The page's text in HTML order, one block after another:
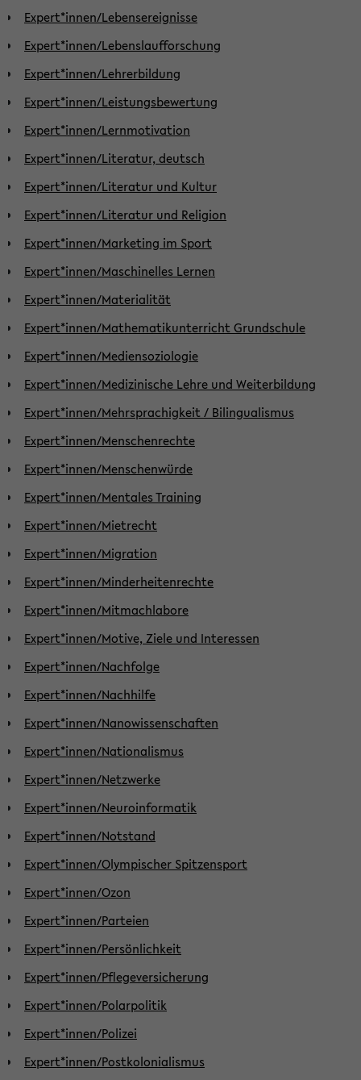
Expert*innen/Lebensereignisse
Expert*innen/Lebenslaufforschung
Expert*innen/Lehrerbildung
Expert*innen/Leistungsbewertung
Expert*innen/Lernmotivation
Expert*innen/Literatur, deutsch
Expert*innen/Literatur und Kultur
Expert*innen/Literatur und Religion
Expert*innen/Marketing im Sport
Expert*innen/Maschinelles Lernen
Expert*innen/Materialität
Expert*innen/Mathematikunterricht Grundschule
Expert*innen/Mediensoziologie
Expert*innen/Medizinische Lehre und Weiterbildung
Expert*innen/Mehrsprachigkeit / Bilingualismus
Expert*innen/Menschenrechte
Expert*innen/Menschenwürde
Expert*innen/Mentales Training
Expert*innen/Mietrecht
Expert*innen/Migration
Expert*innen/Minderheitenrechte
Expert*innen/Mitmachlabore
Expert*innen/Motive, Ziele und Interessen
Expert*innen/Nachfolge
Expert*innen/Nachhilfe
Expert*innen/Nanowissenschaften
Expert*innen/Nationalismus
Expert*innen/Netzwerke
Expert*innen/Neuroinformatik
Expert*innen/Notstand
Expert*innen/Olympischer Spitzensport
Expert*innen/Ozon
Expert*innen/Parteien
Expert*innen/Persönlichkeit
Expert*innen/Pflegeversicherung
Expert*innen/Polarpolitik
Expert*innen/Polizei
Expert*innen/Postkolonialismus